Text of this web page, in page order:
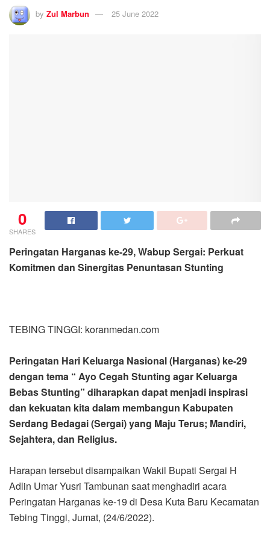
by Zul Marbun 25 June 2022
0
SHARES
Peringatan Harganas ke-29, Wabup Sergai: Perkuat
Komitmen dan Sinergitas Penuntasan Stunting
TEBING TINGGI: koranmedan.com
Peringatan Hari Keluarga Nasional (Harganas) ke-29
dengan tema “ Ayo Cegah Stunting agar Keluarga
Bebas Stunting” diharapkan dapat menjadi inspirasi
dan kekuatan kita dalam membangun Kabupaten
Serdang Bedagai (Sergai) yang Maju Terus; Mandiri,
Sejahtera, dan Religius.
Harapan tersebut disampaikan Wakil Bupati Sergai H
Adlin Umar Yusri Tambunan saat menghadiri acara
Peringatan Harganas ke-19 di Desa Kuta Baru Kecamatan
Tebing Tinggi, Jumat, (24/6/2022).